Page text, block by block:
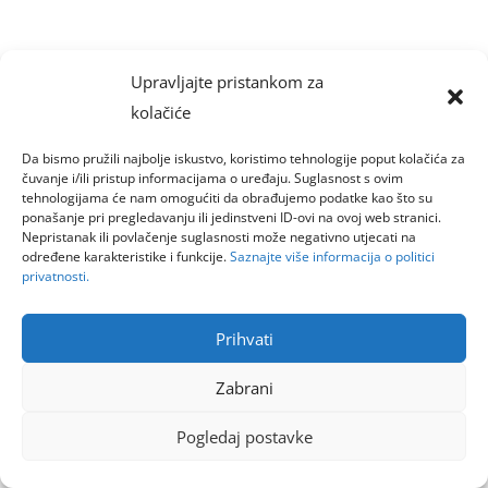
Upravljajte pristankom za
kolačiće
Da bismo pružili najbolje iskustvo, koristimo tehnologije poput kolačića za
čuvanje i/ili pristup informacijama o uređaju. Suglasnost s ovim
tehnologijama će nam omogućiti da obrađujemo podatke kao što su
ponašanje pri pregledavanju ili jedinstveni ID-ovi na ovoj web stranici.
Nepristanak ili povlačenje suglasnosti može negativno utjecati na
određene karakteristike i funkcije.Saznajte više informacija o politici
privatnosti.
Prihvati
Zabrani
Pogledaj postavke